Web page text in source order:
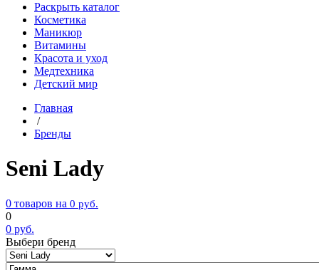
Раскрыть каталог
Косметика
Маникюр
Витамины
Красота и уход
Медтехника
Детский мир
Главная
/
Бренды
Seni Lady
0 товаров на 0 руб.
0
0 руб.
Выбери бренд